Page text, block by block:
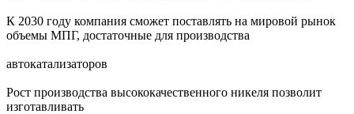
К 2030 году компания сможет поставлять на мировой рынок
объемы МПГ, достаточные для производства
автокатализаторов
Рост производства высококачественного никеля позволит
изготавливать